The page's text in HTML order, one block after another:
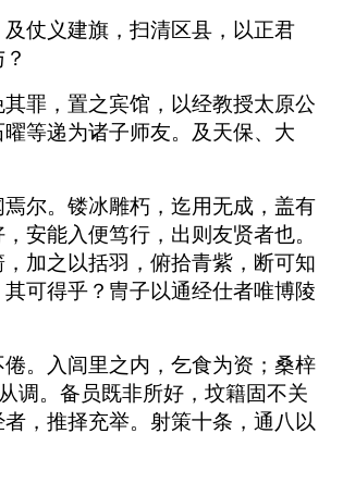
仗义建旗，扫清区县，以正君
罪，置之宾馆，以经教授太原公
等递为诸子师友。及天保、大
尔。镂冰雕朽，迄用无成，盖有
安能入便笃行，出则友贤者也。
加之以括羽，俯拾青紫，断可知
可得乎？冑子以通经仕者唯博陵
。入闾里之内，乞食为资；桑梓
调。备员既非所好，坟籍固不关
，推择充举。射策十条，通八以